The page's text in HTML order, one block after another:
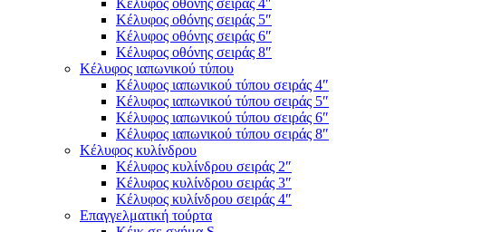
Κέλυφος οθόνης σειράς 4″
Κέλυφος οθόνης σειράς 5″
Κέλυφος οθόνης σειράς 6″
Κέλυφος οθόνης σειράς 8″
Κέλυφος ιαπωνικού τύπου
Κέλυφος ιαπωνικού τύπου σειράς 4″
Κέλυφος ιαπωνικού τύπου σειράς 5″
Κέλυφος ιαπωνικού τύπου σειράς 6″
Κέλυφος ιαπωνικού τύπου σειράς 8″
Κέλυφος κυλίνδρου
Κέλυφος κυλίνδρου σειράς 2″
Κέλυφος κυλίνδρου σειράς 3″
Κέλυφος κυλίνδρου σειράς 4″
Επαγγελματική τούρτα